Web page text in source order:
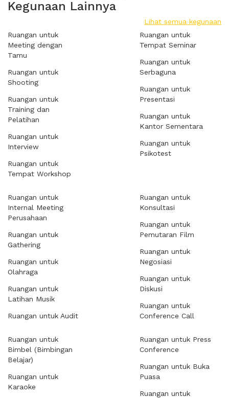
Kegunaan Lainnya
Lihat semua kegunaan
Ruangan untuk
Meeting dengan
Tamu
Ruangan untuk
Shooting
Ruangan untuk
Training dan
Pelatihan
Ruangan untuk
Interview
Ruangan untuk
Tempat Workshop
Ruangan untuk
Tempat Seminar
Ruangan untuk
Serbaguna
Ruangan untuk
Presentasi
Ruangan untuk
Kantor Sementara
Ruangan untuk
Psikotest
Ruangan untuk
Internal Meeting
Perusahaan
Ruangan untuk
Gathering
Ruangan untuk
Olahraga
Ruangan untuk
Latihan Musik
Ruangan untuk Audit
Ruangan untuk
Konsultasi
Ruangan untuk
Pemutaran Film
Ruangan untuk
Negosiasi
Ruangan untuk
Diskusi
Ruangan untuk
Conference Call
Ruangan untuk
Bimbel (Bimbingan
Belajar)
Ruangan untuk
Karaoke
Ruangan untuk Press
Conference
Ruangan untuk Buka
Puasa
Ruangan untuk